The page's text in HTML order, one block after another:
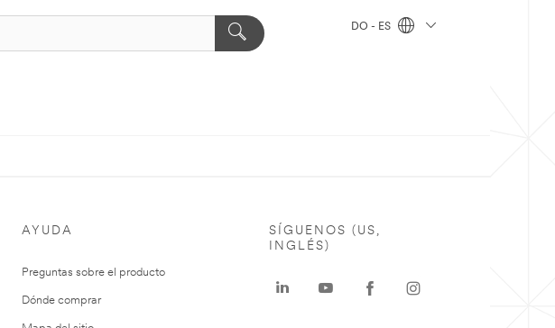
DO - ES
AYUDA
Preguntas sobre el producto
Dónde comprar
SÍGUENOS (US,
INGLÉS)